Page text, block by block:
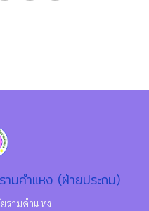
ามคำแหง (ฝ่ายประถม)
รามคำแหง